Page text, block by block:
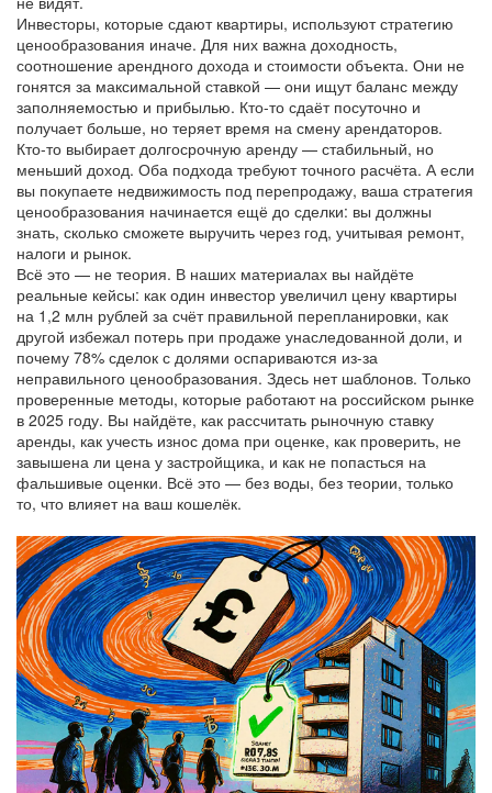
Инвесторы, которые сдают квартиры, используют стратегию
ценообразования иначе. Для них важна доходность,
соотношение арендного дохода и стоимости объекта. Они не
гонятся за максимальной ставкой — они ищут баланс между
заполняемостью и прибылью. Кто-то сдаёт посуточно и
получает больше, но теряет время на смену арендаторов.
Кто-то выбирает долгосрочную аренду — стабильный, но
меньший доход. Оба подхода требуют точного расчёта. А если
вы покупаете недвижимость под перепродажу, ваша стратегия
ценообразования начинается ещё до сделки: вы должны
знать, сколько сможете выручить через год, учитывая ремонт,
налоги и рынок.
Всё это — не теория. В наших материалах вы найдёте
реальные кейсы: как один инвестор увеличил цену квартиры
на 1,2 млн рублей за счёт правильной перепланировки, как
другой избежал потерь при продаже унаследованной доли, и
почему 78% сделок с долями оспариваются из-за
неправильного ценообразования. Здесь нет шаблонов. Только
проверенные методы, которые работают на российском рынке
в 2025 году. Вы найдёте, как рассчитать рыночную ставку
аренды, как учесть износ дома при оценке, как проверить, не
завышена ли цена у застройщика, и как не попасться на
фальшивые оценки. Всё это — без воды, без теории, только
то, что влияет на ваш кошелёк.